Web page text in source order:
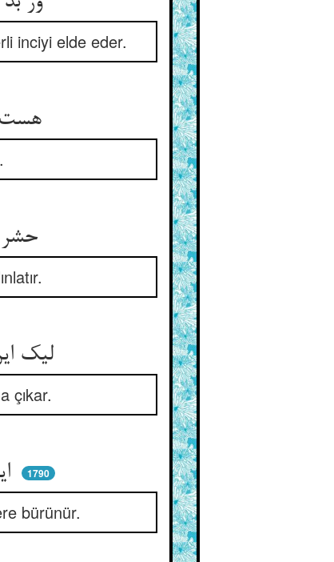
inciyi elde eder.
هست ما را خواب و بیداری ما ** بر نشان مرگ و محشر دو گوا
حشر اصغر حشر اکبر را نمود ** مرگ اصغر مرگ اکبر را زدود
çıkar.
این خیال اینجا نهان پیدا اثر ** زین خیال آنجا برویاند صور 1790
bürünür.